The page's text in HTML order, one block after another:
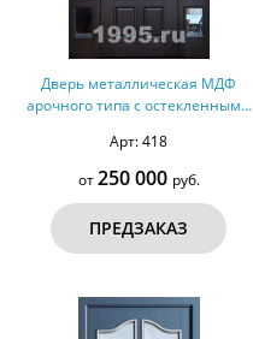
Дверь металлическая МДФ
арочного типа с остекленными
Арт: 418
от250 000 руб.
ПРЕДЗАКАЗ